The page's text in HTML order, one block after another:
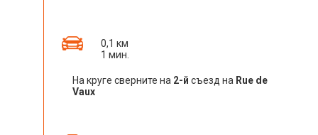
0,1 км
1 мин.
На круге сверните на 2-й съезд на Rue de
Vaux